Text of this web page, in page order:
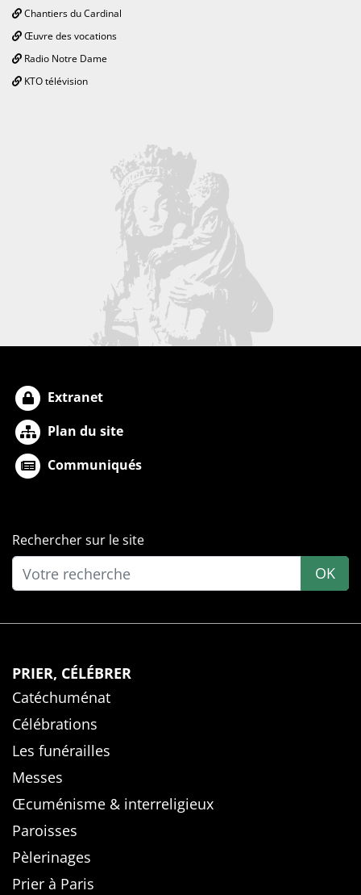
Chantiers du Cardinal
Œuvre des vocations
Radio Notre Dame
KTO télévision
Extranet
Plan du site
Communiqués
Rechercher sur le site
OK
PRIER, CÉLÉBRER
Catéchuménat
Célébrations
Les funérailles
Messes
Œcuménisme & interreligieux
Paroisses
Pèlerinages
Prier à Paris